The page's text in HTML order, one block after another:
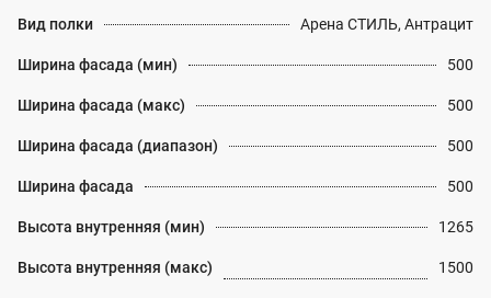
Вид полки Арена СТИЛЬ, Антрацит
Ширина фасада (мин) 500
Ширина фасада (макс) 500
Ширина фасада (диапазон) 500
Ширина фасада 500
Высота внутренняя (мин) 1265
Высота внутренняя (макс) 1500